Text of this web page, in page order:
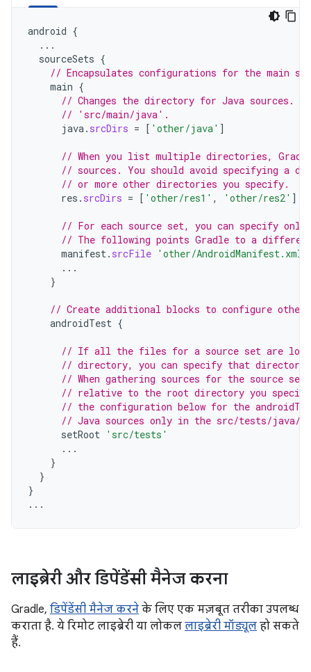
android {
...
sourceSets {
// Encapsulates configurations for the main
main {
// Changes the directory for Java sources.
// 'src/main/java'.
java. srcDirs = [ 'other/java' ]
// When you list multiple directories,
// sources. You should avoid specifying a
// or more other directories you specify.
res . srcDirs = [ 'other/res1' , 'other/res2' ]
// For each source set, you can specify only
// The following points Gradle to a
manifest. srcFile 'other/AndroidManifest.xml'
...
}
// Create additional blocks to configure other
androidTest {
// If all the files for a source set are
// directory, you can specify that directory
// When gathering sources for the source
// relative to the root directory you
// the configuration below for the
// Java sources only in the src/tests/java/
setRoot 'src/tests'
...
}
}
}
...
लाइब्रेरी और डिपेंडेंसी मैनेज करना
Gradle, डिपेंडेंसी मैनेज करने के लिए एक मज़बूत तरीका उपलब्ध
कराता है. ये रिमोट लाइब्रेरी या लोकल लाइब्रेरी मॉड्यूल हो सकते
हैं.